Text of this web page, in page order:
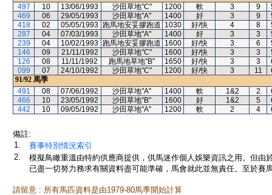
497
10 13/06/1993 沙田草地"C" 1200 軟 3 9
469
06 29/05/1993 沙田草地"A" 1400 好 3 9
418
02 05/05/1993 跑馬地安妥膠跑道 1030 好/快 4 8
287
04 07/03/1993 沙田草地"A" 1400 好 3 3
239
04 10/02/1993 跑馬地安妥膠跑道 1600 好/快 3 6
146
09 21/11/1992 沙田草地"C" 1600 好/快 3 3
126
08 11/11/1992 跑馬地草地"B" 1650 好/快 3 3
099
07 24/10/1992 沙田草地"C" 1200 好/快 3 11
91/92 馬季
491
08 07/06/1992 沙田草地"A" 1400 軟 1&2 2
466
10 23/05/1992 沙田草地"B" 1600 好 1&2 5
442
10 09/05/1992 沙田草地"A" 1200 軟 2 4
備註:
1.
賽事特別情況索引
2.
模擬鳥瞰重溫由特約供應商提供，供馬迷作個人娛樂資訊之用。但
已盡一切努力務求有關資料盡可能準確，馬會就此並無責任。至於賽
請留意 : 所有馬匹資料是由1979-80馬季開始計算